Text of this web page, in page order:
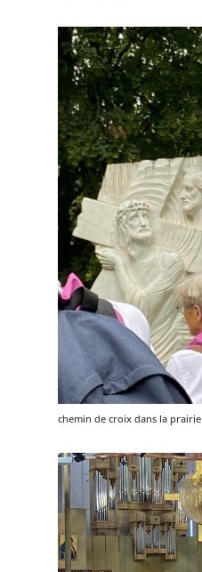
chemin de croix dans la prairie